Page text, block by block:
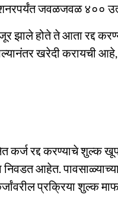
जवळजवळ ४००
झाले होते ते आता रद्द
खरेदी करायची
कर्ज रद्द करण्याचे शुल्क
आहेत.
प्रक्रिया शुल्क